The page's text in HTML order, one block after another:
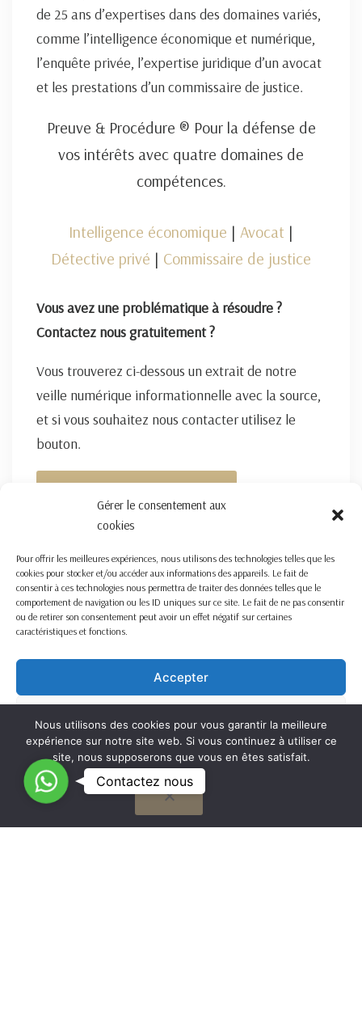
Gérer le consentement aux
cookies
Pour offrir les meilleures expériences, nous utilisons des technologies telles que les
cookies pour stocker et/ou accéder aux informations des appareils. Le fait de
consentir à ces technologies nous permettra de traiter des données telles que le
comportement de navigation ou les ID uniques sur ce site. Le fait de ne pas consentir
ou de retirer son consentement peut avoir un effet négatif sur certaines
caractéristiques et fonctions.
Accepter
Voir les préférences
Cookie Policy
de 25 ans d’expertises dans des domaines variés,
comme l’intelligence économique et numérique,
l’enquête privée, l’expertise juridique d’un avocat
et les prestations d’un commissaire de justice.
Preuve & Procédure ® Pour la défense de
vos intérêts avec quatre domaines de
compétences.
Intelligence économique | Avocat |
Détective privé | Commissaire de justice
Vous avez une problématique à résoudre ?
Contactez nous gratuitement ?
Vous trouverez ci-dessous un extrait de notre
veille numérique informationnelle avec la source,
et si vous souhaitez nous contacter utilisez le
bouton.
Nous utilisons des cookies pour vous garantir la meilleure
expérience sur notre site web. Si vous continuez à utiliser ce
site, nous supposerons que vous en êtes satisfait.
OK
C
o
n
Contactez nous